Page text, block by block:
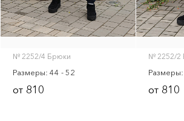
№ 2252/4 Брюки
Размеры: 44 - 52
от810
№ 2252/2
от810